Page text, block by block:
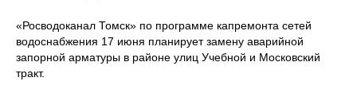
«Росводоканал Томск» по программе капремонта сетей
водоснабжения 17 июня планирует замену аварийной
запорной арматуры в районе улиц Учебной и Московский
тракт.